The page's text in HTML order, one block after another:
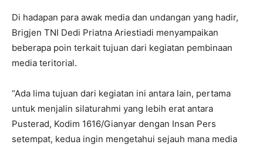
Di hadapan para awak media dan undangan yang hadir,
Brigjen TNI Dedi Priatna Ariestiadi menyampaikan
beberapa poin terkait tujuan dari kegiatan pembinaan
media teritorial.
“Ada lima tujuan dari kegiatan ini antara lain, pertama
untuk menjalin silaturahmi yang lebih erat antara
Pusterad, Kodim 1616/Gianyar dengan Insan Pers
setempat, kedua ingin mengetahui sejauh mana media